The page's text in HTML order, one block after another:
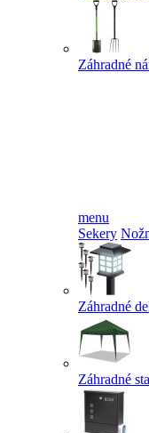
Záhradné
menu
Sekery
Záhradné
Záhradné